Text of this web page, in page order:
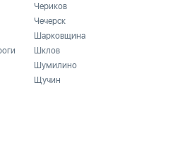
Чериков
Чечерск
Шарковщина
Шклов
Шумилино
Щучин